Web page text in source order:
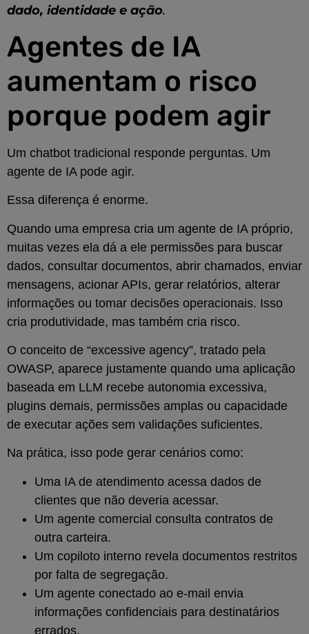
dado, identidade e ação.
Agentes de IA
aumentam o risco
porque podem agir
Um chatbot tradicional responde perguntas. Um
agente de IA pode agir.
Essa diferença é enorme.
Quando uma empresa cria um agente de IA próprio,
muitas vezes ela dá a ele permissões para buscar
dados, consultar documentos, abrir chamados, enviar
mensagens, acionar APIs, gerar relatórios, alterar
informações ou tomar decisões operacionais. Isso
cria produtividade, mas também cria risco.
O conceito de “excessive agency”, tratado pela
OWASP, aparece justamente quando uma aplicação
baseada em LLM recebe autonomia excessiva,
plugins demais, permissões amplas ou capacidade
de executar ações sem validações suficientes.
Na prática, isso pode gerar cenários como:
Uma IA de atendimento acessa dados de
clientes que não deveria acessar.
Um agente comercial consulta contratos de
outra carteira.
Um copiloto interno revela documentos restritos
por falta de segregação.
Um agente conectado ao e-mail envia
informações confidenciais para destinatários
errados.